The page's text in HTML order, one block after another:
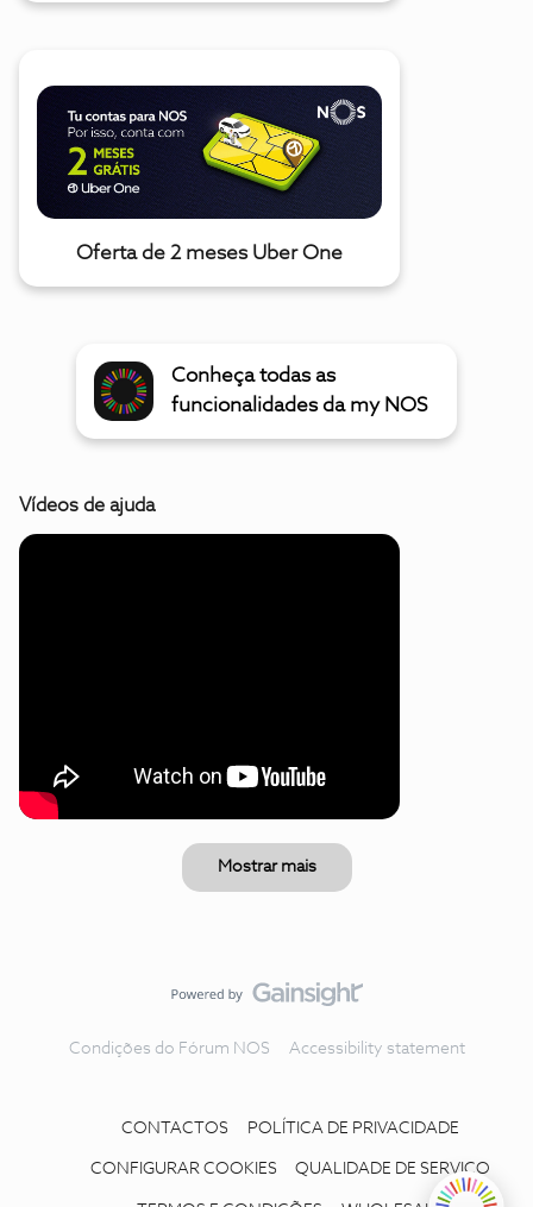
Oferta de 2 meses Uber One
Conheça todas as
funcionalidades da my NOS
Vídeos de ajuda
Mostrar mais
Condições do Fórum NOS Accessibility statement
CONTACTOS POLÍTICA DE PRIVACIDADE
CONFIGURAR COOKIES QUALIDADE DE SERVIÇO